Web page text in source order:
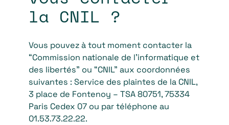
la CNIL ?
Vous pouvez à tout moment contacter la
“Commission nationale de l’informatique et
des libertés” ou “CNIL” aux coordonnées
suivantes : Service des plaintes de la CNIL,
3 place de Fontenoy – TSA 80751, 75334
Paris Cedex 07 ou par téléphone au
01.53.73.22.22.